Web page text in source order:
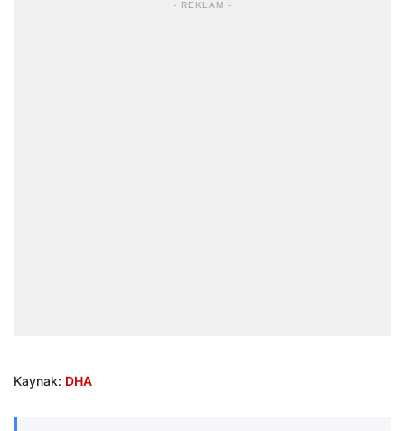
- REKLAM -
Kaynak: DHA